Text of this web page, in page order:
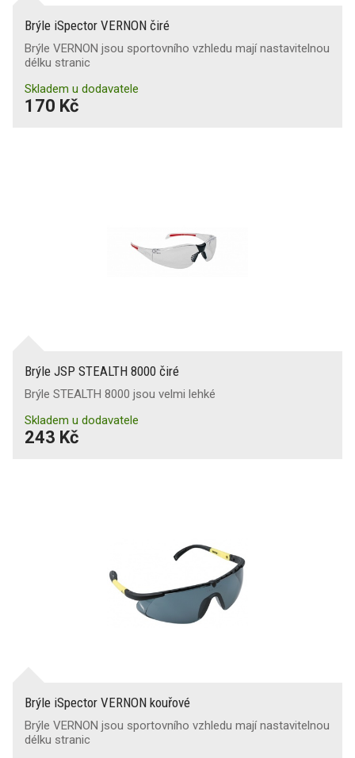
Brýle iSpector VERNON čiré
Brýle VERNON jsou sportovního vzhledu mají nastavitelnou
délku stranic
Skladem u dodavatele
170 Kč
Brýle JSP STEALTH 8000 čiré
Brýle STEALTH 8000 jsou velmi lehké
Skladem u dodavatele
243 Kč
Brýle iSpector VERNON kouřové
Brýle VERNON jsou sportovního vzhledu mají nastavitelnou
délku stranic